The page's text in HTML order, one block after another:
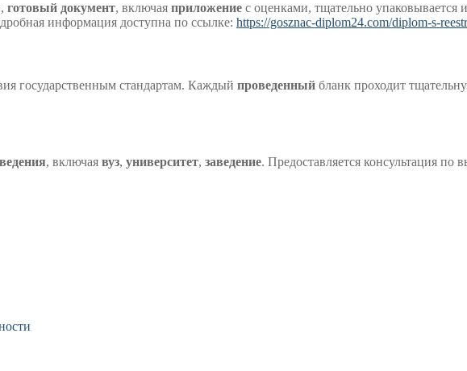
готовый документ, включая приложение с оценками, тщательно упаковывается
информация доступна по ссылке: https://gosznac-diplom24.com/diplom-s-
государственным стандартам. Каждый проведенный бланк проходит
, включая вуз, университет, заведение. Предоставляется консультация по